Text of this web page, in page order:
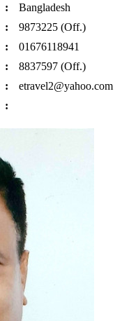
:
Bangladesh
:
9873225 (Off.)
:
01676118941
:
8837597 (Off.)
:
etravel2@yahoo.com
: